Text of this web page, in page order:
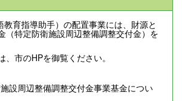
教育指導助手）の配置事業には、財源と
（特定防衛施設周辺整備調整交付金）を
市のHPを御覧ください。
設周辺整備調整交付金事業基金につい